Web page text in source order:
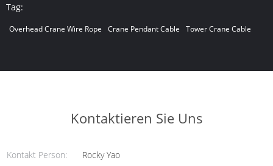
Tag:
Overhead Crane Wire Rope Crane Pendant Cable Tower Crane Cable
Kontaktieren Sie Uns
Kontakt Person:
Rocky Yao